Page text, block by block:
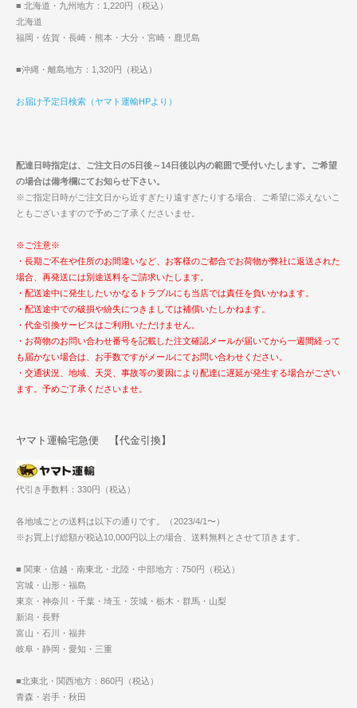
■ 北海道・九州地方：1,220円（税込）
北海道
福岡・佐賀・長崎・熊本・大分・宮崎・鹿児島
■沖縄・離島地方：1,320円（税込）
お届け予定日検索（ヤマト運輸HPより）
配達日時指定は、ご注文日の5日後～14日後以内の範囲で受付いたします。ご希望
の場合は備考欄にてお知らせ下さい。
※ご指定日時がご注文日から近すぎたり遠すぎたりする場合、ご希望に添えないこ
ともございますので予めご了承くださいませ。
※ご注意※
・長期ご不在や住所のお間違いなど、お客様のご都合でお荷物が弊社に返送された
場合、再発送には別途送料をご請求いたします。
・配送途中に発生したいかなるトラブルにも当店では責任を負いかねます。
・配送途中での破損や紛失につきましては補償いたしかねます。
・代金引換サービスはご利用いただけません。
・お荷物のお問い合わせ番号を記載した注文確認メールが届いてから一週間経って
も届かない場合は、お手数ですがメールにてお問い合わせください。
・交通状況、地域、天災、事故等の要因により配達に遅延が発生する場合がござい
ます。予めご了承くださいませ。
ヤマト運輸宅急便 【代金引換】
代引き手数料：330円（税込）
各地域ごとの送料は以下の通りです。（2023/4/1〜）
※お買上げ総額が税込10,000円以上の場合、送料無料とさせて頂きます。
■ 関東・信越・南東北・北陸・中部地方：750円（税込）
宮城・山形・福島
東京・神奈川・千葉・埼玉・茨城・栃木・群馬・山梨
新潟・長野
富山・石川・福井
岐阜・静岡・愛知・三重
■北東北・関西地方：860円（税込）
青森・岩手・秋田